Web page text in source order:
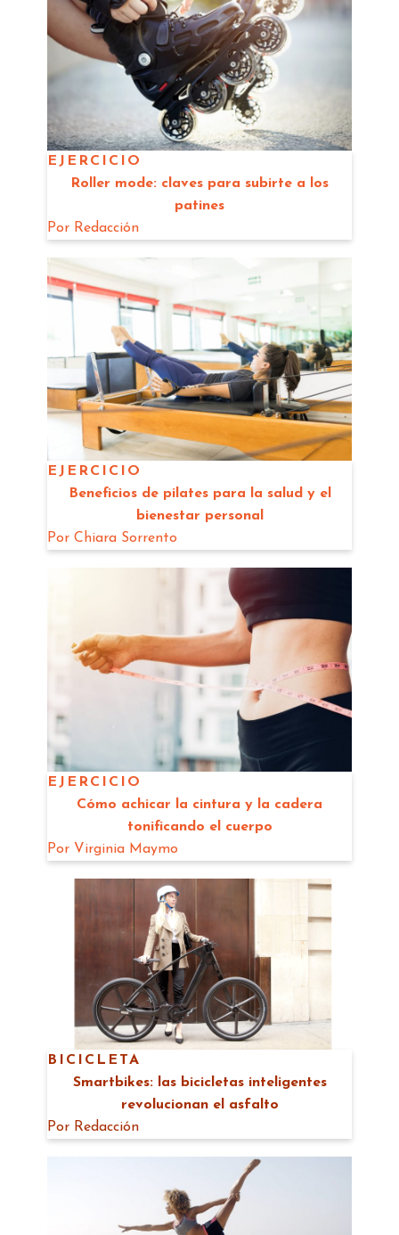
EJERCICIO
Roller mode: claves para subirte a los
patines
Por Redacción
EJERCICIO
Beneficios de pilates para la salud y el
bienestar personal
Por Chiara Sorrento
EJERCICIO
Cómo achicar la cintura y la cadera
tonificando el cuerpo
Por Virginia Maymo
BICICLETA
Smartbikes: las bicicletas inteligentes
revolucionan el asfalto
Por Redacción